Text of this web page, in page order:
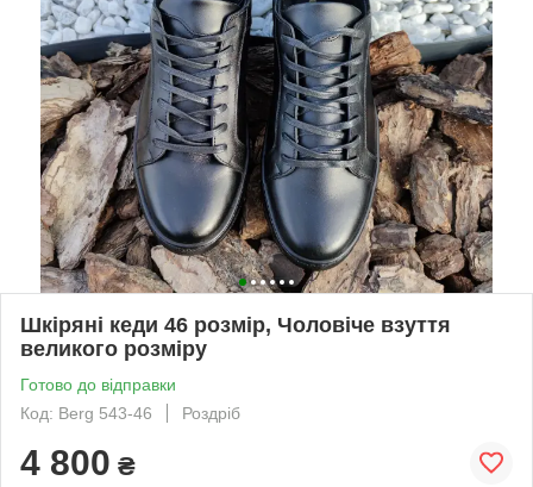
Шкіряні кеди 46 розмір, Чоловіче взуття
великого розміру
Готово до відправки
Код: Berg 543-46
Роздріб
4 800 ₴